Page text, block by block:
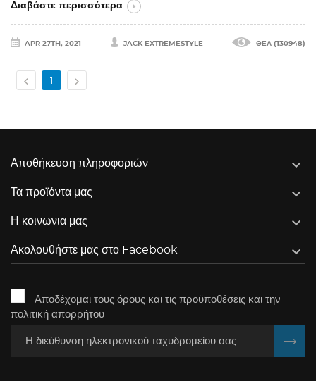
Διαβάστε περισσότερα
APR 27TH, 2021 JACK EXTREMESTYLE ΘΈΑ (130948)
 1 
Αποθήκευση πληροφοριών 
Τα προϊόντα μας 
Η κοινωνια μας 
Ακολουθήστε μας στο Facebook 
Αποδέχομαι τους όρους και τις προϋποθέσεις και την
πολιτική απορρήτου